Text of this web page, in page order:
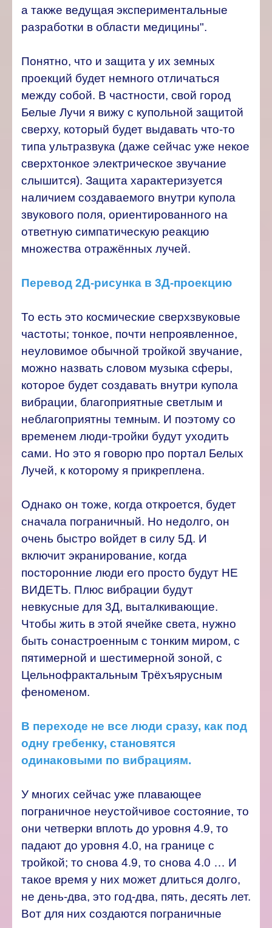
а также ведущая экспериментальные
разработки в области медицины".
Понятно, что и защита у их земных
проекций будет немного отличаться
между собой. В частности, свой город
Белые Лучи я вижу с купольной защитой
сверху, который будет выдавать что-то
типа ультразвука (даже сейчас уже некое
сверхтонкое электрическое звучание
слышится). Защита характеризуется
наличием создаваемого внутри купола
звукового поля, ориентированного на
ответную симпатическую реакцию
множества отражённых лучей.
Перевод 2Д-рисунка в 3Д-проекцию
То есть это космические сверхзвуковые
частоты; тонкое, почти непроявленное,
неуловимое обычной тройкой звучание,
можно назвать словом музыка сферы,
которое будет создавать внутри купола
вибрации, благоприятные светлым и
неблагоприятны темным. И поэтому со
временем люди-тройки будут уходить
сами. Но это я говорю про портал Белых
Лучей, к которому я прикреплена.
Однако он тоже, когда откроется, будет
сначала пограничный. Но недолго, он
очень быстро войдет в силу 5Д. И
включит экранирование, когда
посторонние люди его просто будут НЕ
ВИДЕТЬ. Плюс вибрации будут
невкусные для 3Д, выталкивающие.
Чтобы жить в этой ячейке света, нужно
быть сонастроенным с тонким миром, с
пятимерной и шестимерной зоной, с
Цельнофрактальным Трёхъярусным
феноменом.
В переходе не все люди сразу, как под
одну гребенку, становятся
одинаковыми по вибрациям.
У многих сейчас уже плавающее
пограничное неустойчивое состояние, то
они четверки вплоть до уровня 4.9, то
падают до уровня 4.0, на границе с
тройкой; то снова 4.9, то снова 4.0 … И
такое время у них может длиться долго,
не день-два, это год-два, пять, десять лет.
Вот для них создаются пограничные